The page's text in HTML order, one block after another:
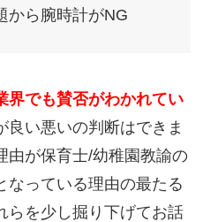
から腕時計がNG
界でも賛否がわかれてい
良い悪いの判断はできま
由が保育士/幼稚園教諭の
なっている理由の最たる
らを少し掘り下げてお話